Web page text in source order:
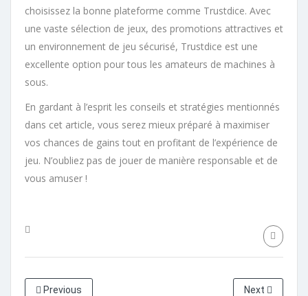
choisissez la bonne plateforme comme Trustdice. Avec
une vaste sélection de jeux, des promotions attractives et
un environnement de jeu sécurisé, Trustdice est une
excellente option pour tous les amateurs de machines à
sous.
En gardant à l’esprit les conseils et stratégies mentionnés
dans cet article, vous serez mieux préparé à maximiser
vos chances de gains tout en profitant de l’expérience de
jeu. N’oubliez pas de jouer de manière responsable et de
vous amuser !
Previous Next